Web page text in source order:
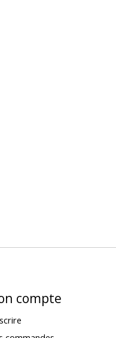
compte